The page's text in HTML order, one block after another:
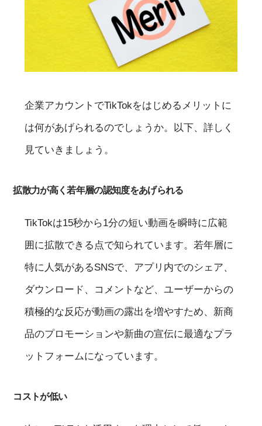
企業アカウントでTikTokをはじめるメリットに
は何があげられるのでしょうか。以下、詳しく
見ていきましょう。
拡散力が高く若年層の認知度をあげられる
TikTokは15秒から1分の短い動画を瞬時に広範
囲に拡散できる点で知られています。若年層に
特に人気があるSNSで、アプリ内でのシェア、
ダウンロード、コメントなど、ユーザーからの
積極的な反応が動画の露出を増やすため、新商
品のプロモーションや新曲の宣伝に最適なプラ
ットフォームになっています。
コストが低い